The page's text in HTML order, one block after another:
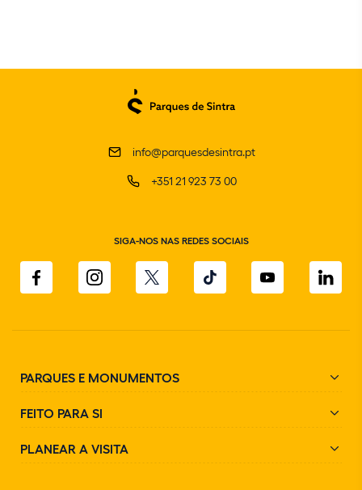
info@parquesdesintra.pt
+351 21 923 73 00
SIGA-NOS NAS REDES SOCIAIS
PARQUES E MONUMENTOS
FEITO PARA SI
PLANEAR A VISITA